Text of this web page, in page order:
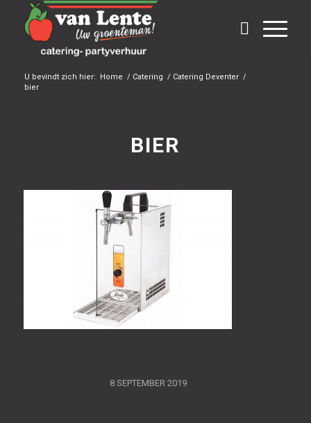
U bevindt zich hier: Home / Catering / Catering Deventer /
bier
BIER
8 SEPTEMBER 2019
/